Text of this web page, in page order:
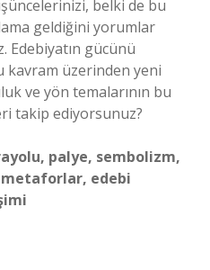
belki de bu
geldiğini yorumlar
Edebiyatın gücünü
kavram üzerinden yeni
ve yön temalarının bu
takip ediyorsunuz?
palye, sembolizm,
edebi